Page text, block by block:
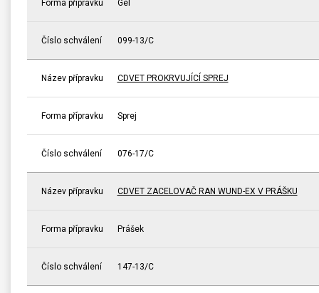
Forma přípravku Gel
Číslo schválení 099-13/C
Název přípravku CDVET PROKRVUJÍCÍ SPREJ
Forma přípravku Sprej
Číslo schválení 076-17/C
Název přípravku CDVET ZACELOVAČ RAN WUND-EX V PRÁŠKU
Forma přípravku Prášek
Číslo schválení 147-13/C